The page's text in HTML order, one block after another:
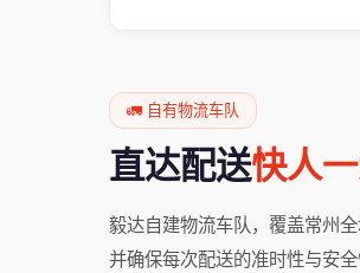
🚛 自有物流车队
直达配送快人
毅达自建物流车队，覆盖常州
并确保每次配送的准时性与安全